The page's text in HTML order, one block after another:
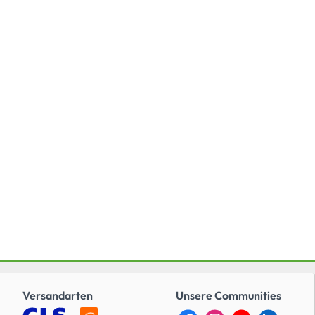
Versandarten Unsere Communities